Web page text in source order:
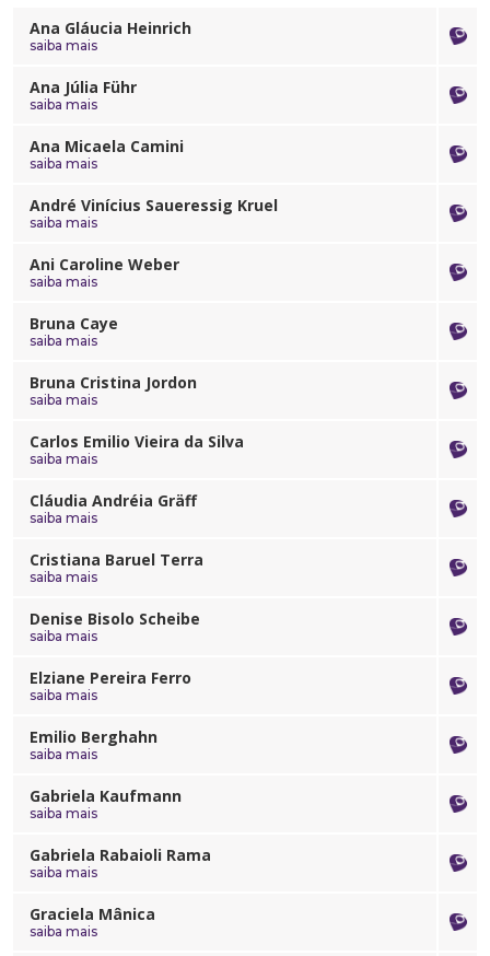
Ana Gláucia Heinrich
saiba mais
Ana Júlia Führ
saiba mais
Ana Micaela Camini
saiba mais
André Vinícius Saueressig Kruel
saiba mais
Ani Caroline Weber
saiba mais
Bruna Caye
saiba mais
Bruna Cristina Jordon
saiba mais
Carlos Emilio Vieira da Silva
saiba mais
Cláudia Andréia Gräff
saiba mais
Cristiana Baruel Terra
saiba mais
Denise Bisolo Scheibe
saiba mais
Elziane Pereira Ferro
saiba mais
Emilio Berghahn
saiba mais
Gabriela Kaufmann
saiba mais
Gabriela Rabaioli Rama
saiba mais
Graciela Mânica
saiba mais